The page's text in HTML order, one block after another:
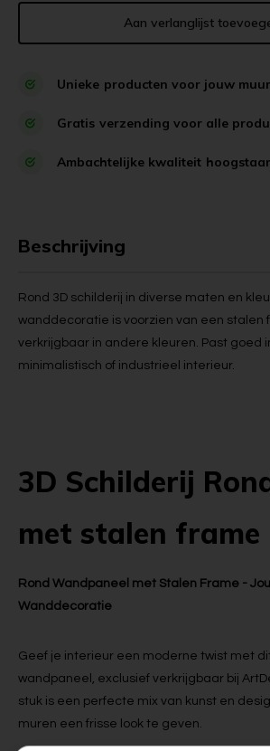
Aan verlanglijst
Unieke producten voor jouw muur
Gratis verzending voor alle
Ambachtelijke kwaliteit
Beschrijving
Rond 3D schilderij in diverse maten en
wanddecoratie is voorzien van een stalen
verkrijgbaar in andere kleuren. Past goed
minimalistisch of industrieel interieur.
3D Schilderij
met stalen frame
Rond Wandpaneel met Stalen Frame -
Wanddecoratie
Geef je interieur een moderne twist met
wandpaneel, exclusief verkrijgbaar bij
stuk is een perfecte mix van kunst en
muren een frisse look te geven.